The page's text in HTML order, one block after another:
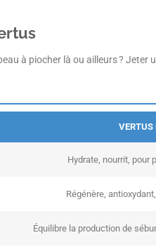
à piocher là ou ailleurs ?
VERTUS
Hydrate, nourrit, pour
Régénère,
Équilibre la production de